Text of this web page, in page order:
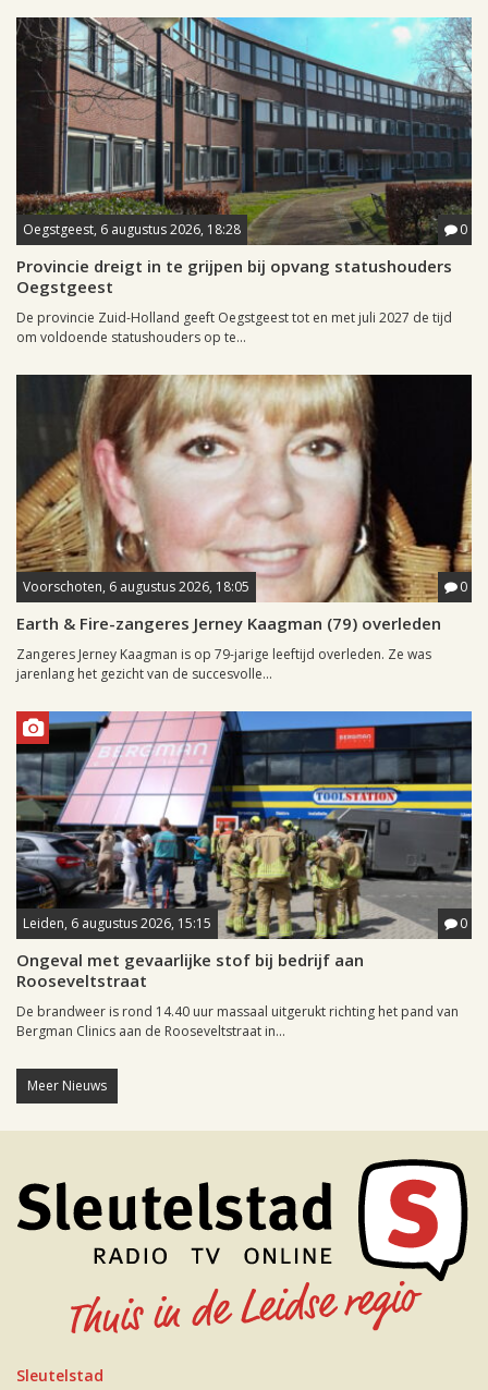
Oegstgeest, 6 augustus 2026, 18:28 0
Provincie dreigt in te grijpen bij opvang statushouders
Oegstgeest
De provincie Zuid-Holland geeft Oegstgeest tot en met juli 2027 de tijd
om voldoende statushouders op te...
Voorschoten, 6 augustus 2026, 18:05 0
Earth & Fire-zangeres Jerney Kaagman (79) overleden
Zangeres Jerney Kaagman is op 79-jarige leeftijd overleden. Ze was
jarenlang het gezicht van de succesvolle...
Leiden, 6 augustus 2026, 15:15 0
Ongeval met gevaarlijke stof bij bedrijf aan
Rooseveltstraat
De brandweer is rond 14.40 uur massaal uitgerukt richting het pand van
Bergman Clinics aan de Rooseveltstraat in...
Meer Nieuws
Sleutelstad